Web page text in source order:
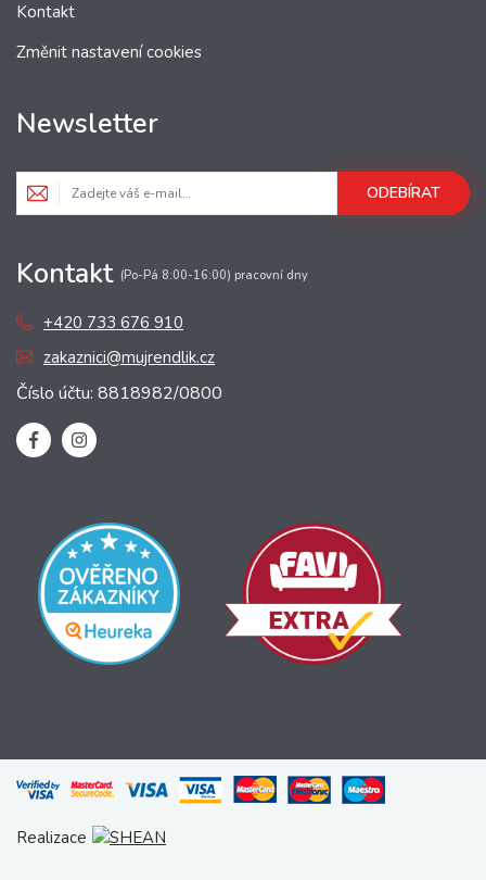
Kontakt
Změnit nastavení cookies
Newsletter
ODEBÍRAT
Kontakt (Po-Pá 8:00-16:00) pracovní dny
+420 733 676 910
zakaznici@mujrendlik.cz
Číslo účtu: 8818982/0800
Realizace